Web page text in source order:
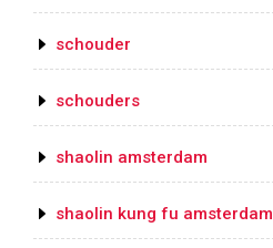
schouder
schouders
shaolin amsterdam
shaolin kung fu amsterdam